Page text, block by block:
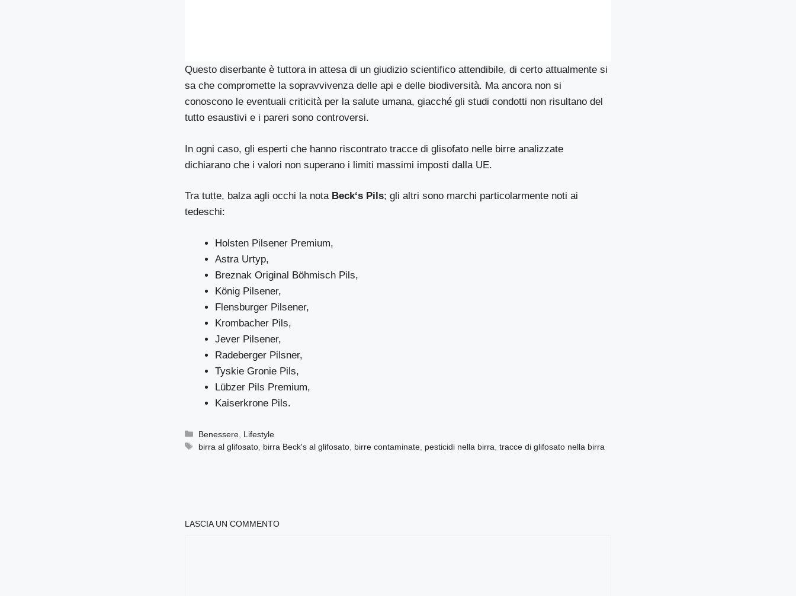
Questo diserbante è tuttora in attesa di un giudizio scientifico attendibile, di certo attualmente si
sa che compromette la sopravvivenza delle api e delle biodiversità. Ma ancora non si
conoscono le eventuali criticità per la salute umana, giacché gli studi condotti non risultano del
tutto esaustivi e i pareri sono controversi.
In ogni caso, gli esperti che hanno riscontrato tracce di glisofato nelle birre analizzate
dichiarano che i valori non superano i limiti massimi imposti dalla UE.
Tra tutte, balza agli occhi la nota Beck‘s Pils; gli altri sono marchi particolarmente noti ai
tedeschi:
Holsten Pilsener Premium,
Astra Urtyp,
Breznak Original Böhmisch Pils,
König Pilsener,
Flensburger Pilsener,
Krombacher Pils,
Jever Pilsener,
Radeberger Pilsner,
Tyskie Gronie Pils,
Lübzer Pils Premium,
Kaiserkrone Pils.
Categorie
Benessere Lifestyle
Tag
birra al glifosato birra Beck's al glifosato birre contaminate pesticidi nella birra ,tracce di glifosato nella birra
LASCIA UN COMMENTO